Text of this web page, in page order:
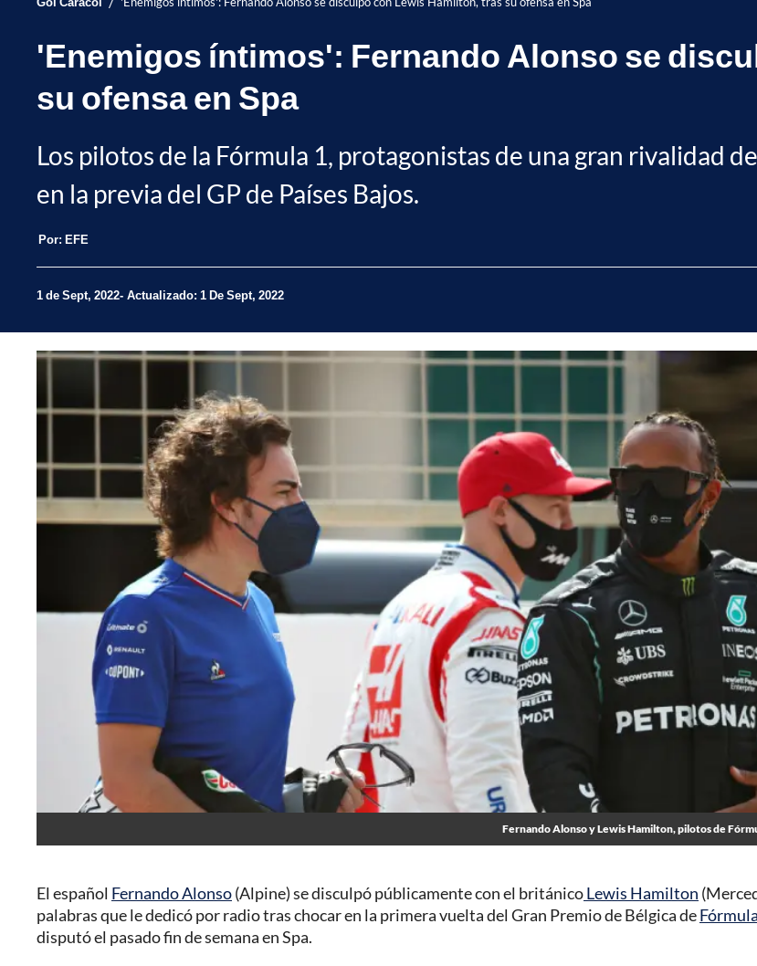
'Enemigos íntimos': Fernando Alonso se
su ofensa en Spa
Los pilotos de la Fórmula 1, protagonistas de una gran rivalidad
en la previa del GP de Países Bajos.
Por: EFE
1 de Sept, 2022 Actualizado: 1 De Sept, 2022
Fernando Alonso y Lewis Hamilton, pilotos de
El español Fernando Alonso(Alpine) se disculpó públicamente con el británicoLewis Hamilton
palabras que le dedicó por radio tras chocar en la primera vuelta del Gran Premio de Bélgica de
disputó el pasado fin de semana en Spa.